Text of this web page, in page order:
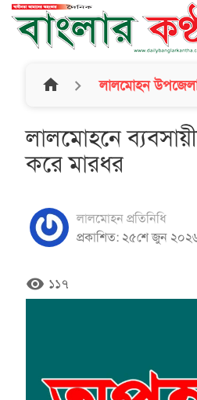
home লালমোহন
লালমোহনে
করে মারধর
লালমোহন প্রতিনিধি
প্রকাশিত: ২৫শে জুন
remove_red_eye ১১৭